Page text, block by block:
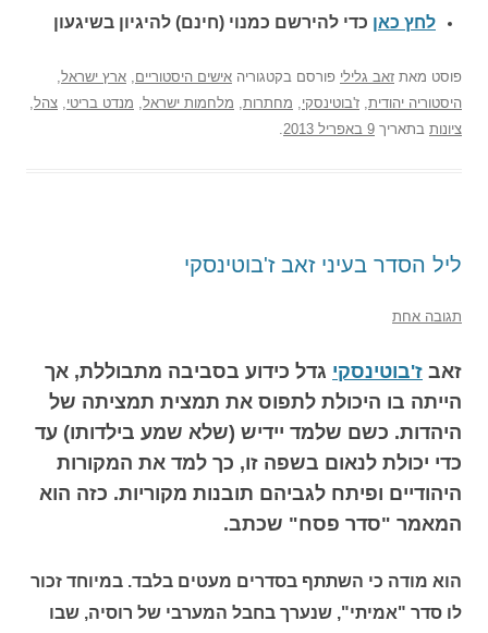
לחץ כאן כדי להירשם כמנוי (חינם) להיגיון בשיגעון
פוסט מאת זאב גלילי פורסם בקטגוריה אישים היסטוריים, ארץ ישראל,
היסטוריה יהודית, ז'בוטינסקי, מחתרות, מלחמות ישראל, מנדט בריטי, צהל,
ציונות בתאריך 9 באפריל 2013 .
ליל הסדר בעיני זאב ז'בוטינסקי
תגובה אחת
זאב ז'בוטינסקי גדל כידוע בסביבה מתבוללת, אך
הייתה בו היכולת לתפוס את תמצית תמציתה של
היהדות. כשם שלמד יידיש (שלא שמע בילדותו) עד
כדי יכולת לנאום בשפה זו, כך למד את המקורות
היהודיים ופיתח לגביהם תובנות מקוריות. כזה הוא
המאמר "סדר פסח" שכתב.
הוא מודה כי השתתף בסדרים מעטים בלבד. במיוחד זכור
לו סדר "אמיתי", שנערך בחבל המערבי של רוסיה, שבו